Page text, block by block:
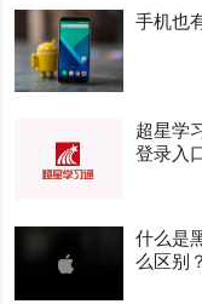
手机也
超星学
登录入
什么是
么区别？